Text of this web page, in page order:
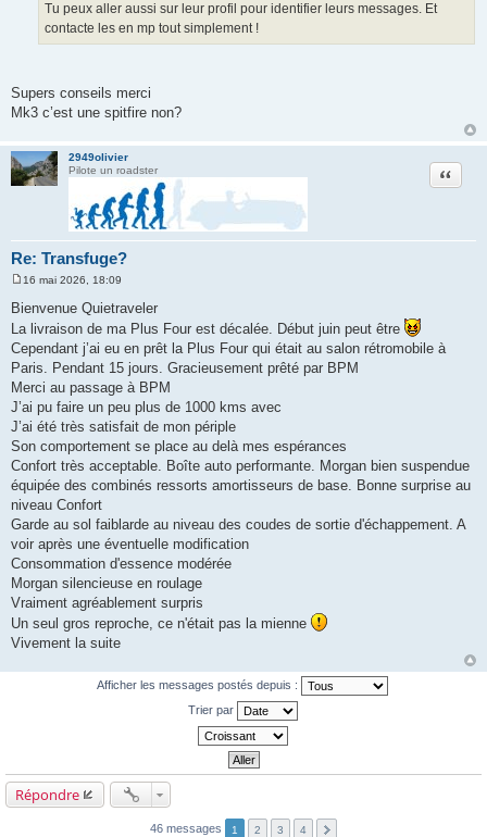
Tu peux aller aussi sur leur profil pour identifier leurs messages. Et
contacte les en mp tout simplement !
Supers conseils merci
Mk3 c’est une spitfire non?
2949olivier
Pilote un roadster
Re: Transfuge?
Citation
s
s
g
e
16 mai 2026, 18:09
Bienvenue Quietraveler
La livraison de ma Plus Four est décalée. Début juin peut être
Cependant j’ai eu en prêt la Plus Four qui était au salon rétromobile à
Paris. Pendant 15 jours. Gracieusement prêté par BPM
Merci au passage à BPM
J’ai pu faire un peu plus de 1000 kms avec
J’ai été très satisfait de mon périple
Son comportement se place au delà mes espérances
Confort très acceptable. Boîte auto performante. Morgan bien suspendue
équipée des combinés ressorts amortisseurs de base. Bonne surprise au
niveau Confort
Garde au sol faiblarde au niveau des coudes de sortie d'échappement. A
voir après une éventuelle modification
Consommation d'essence modérée
Morgan silencieuse en roulage
Vraiment agréablement surpris
Un seul gros reproche, ce n'était pas la mienne
Vivement la suite
Afficher les messages postés depuis :
Trier par
Répondre
46 messages 1 2 3 4